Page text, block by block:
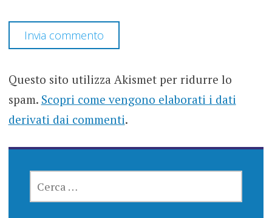
Questo sito utilizza Akismet per ridurre lo
spam. Scopri come vengono elaborati i dati
derivati dai commenti.
PER: